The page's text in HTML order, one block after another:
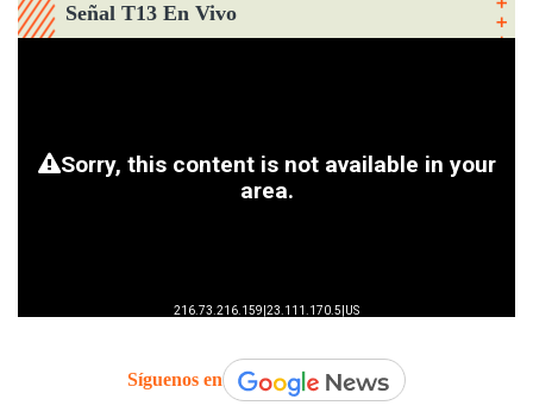
Señal T13 En Vivo
Síguenos en